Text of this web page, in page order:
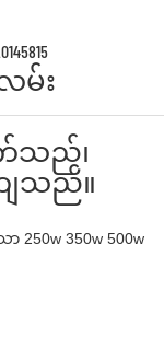
မ်း
သည်၊
ျသည်။